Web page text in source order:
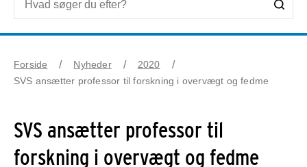
Forside Nyheder
2020
SVS ansætter professor til forskning i overvægt og fedme
SVS ansætter professor til
forskning i overvægt og fedme